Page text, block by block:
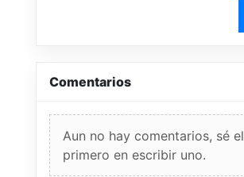
Comentarios
Aun no hay comentarios, sé el
primero en escribir uno.